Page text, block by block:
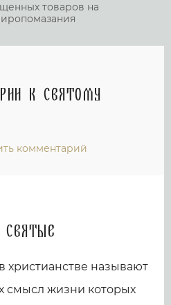
товаров на
к святому
комментарий
святые
христианстве называют
смысл жизни которых